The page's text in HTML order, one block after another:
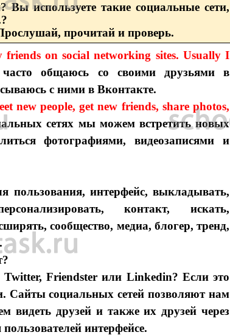
используете такие социальные сети,
прочитай и проверь.
on social networking sites. Usually I
общаюсь со своими друзьями в
с ними в Вконтакте.
new people, get new friends, share photos,
сетях мы можем встретить новых
фотографиями, видеозаписями и
пользования, интерфейс, выкладывать,
контакт, искать,
сообщество, медиа, блогер, тренд,
Twitter, Friendster или Linkedin? Если это
Сайты социальных сетей позволяют нам
видеть друзей и также их друзей через
интерфейсе.